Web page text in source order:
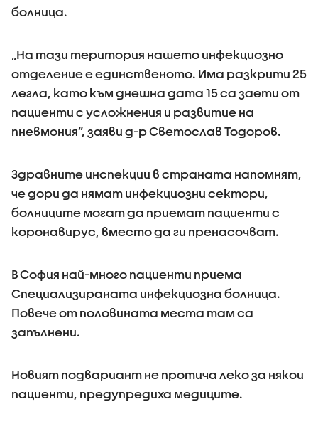
болница.
„На тази територия нашето инфекциозно
отделение е единственото. Има разкрити 25
легла, като към днешна дата 15 са заети от
пациенти с усложнения и развитие на
пневмония”, заяви д-р Светослав Тодоров.
Здравните инспекции в страната напомнят,
че дори да нямат инфекциозни сектори,
болниците могат да приемат пациенти с
коронавирус, вместо да ги пренасочват.
В София най-много пациенти приема
Специализираната инфекциозна болница.
Повече от половината места там са
запълнени.
Новият подвариант не протича леко за някои
пациенти, предупредиха медиците.